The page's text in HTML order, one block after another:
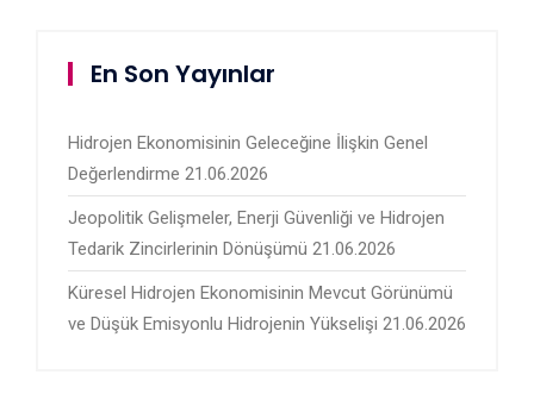
En Son Yayınlar
Hidrojen Ekonomisinin Geleceğine İlişkin Genel
Değerlendirme 21.06.2026
Jeopolitik Gelişmeler, Enerji Güvenliği ve Hidrojen
Tedarik Zincirlerinin Dönüşümü 21.06.2026
Küresel Hidrojen Ekonomisinin Mevcut Görünümü
ve Düşük Emisyonlu Hidrojenin Yükselişi 21.06.2026